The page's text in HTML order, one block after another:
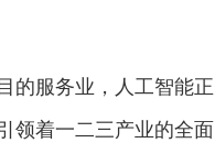
的服务业，人工智能正
领着一二三产业的全面